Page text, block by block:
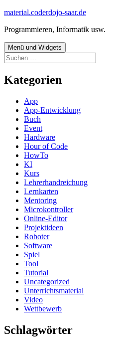
Zum
springen
material.coderdojo-saar.de
Programmieren, Informatik usw.
Menü und Widgets
Suchen
nach:
Kategorien
App
App-Entwicklung
Buch
Event
Hardware
Hour of Code
HowTo
KI
Kurs
Lehrerhandreichung
Lernkarten
Mentoring
Microkontroller
Online-Editor
Projektideen
Roboter
Software
Spiel
Tool
Tutorial
Uncategorized
Unterrichtsmaterial
Video
Wettbewerb
Schlagwörter